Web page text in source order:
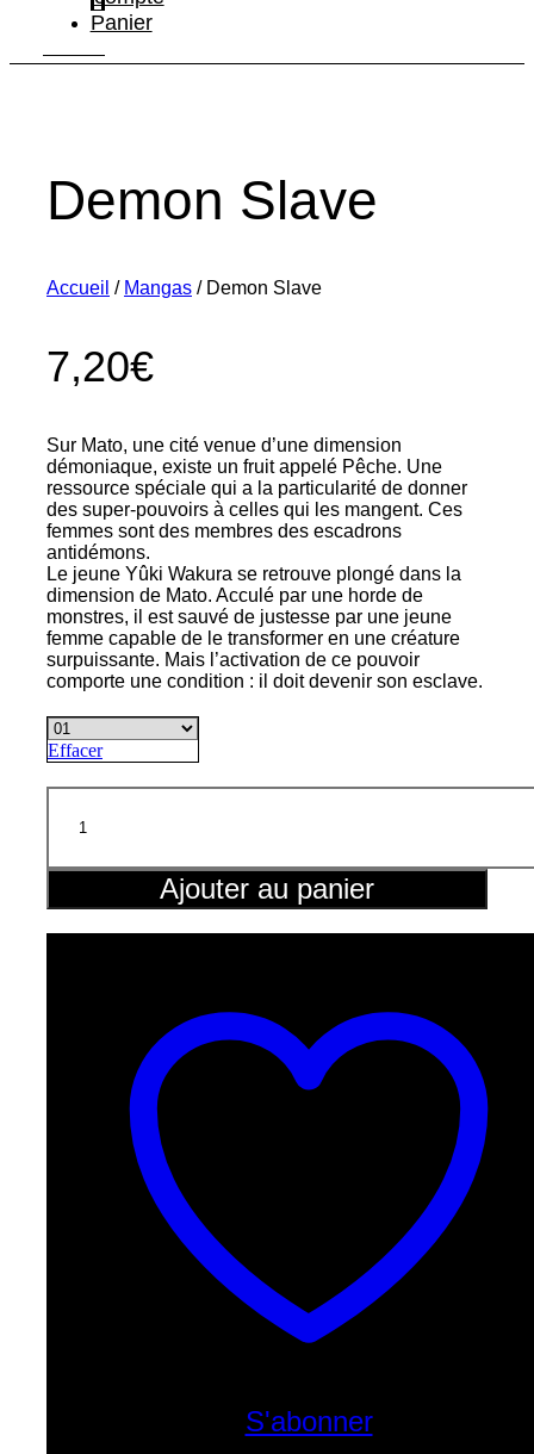
Panier
Demon Slave
Accueil / Mangas / Demon Slave
7,20€
Sur Mato, une cité venue d’une dimension
démoniaque, existe un fruit appelé Pêche. Une
ressource spéciale qui a la particularité de donner
des super-pouvoirs à celles qui les mangent. Ces
femmes sont des membres des escadrons
antidémons.
Le jeune Yûki Wakura se retrouve plongé dans la
dimension de Mato. Acculé par une horde de
monstres, il est sauvé de justesse par une jeune
femme capable de le transformer en une créature
surpuissante. Mais l’activation de ce pouvoir
comporte une condition : il doit devenir son esclave.
Effacer
quantité
Demon
Ajouter au panier
S'abonner